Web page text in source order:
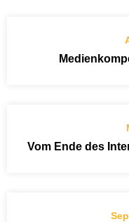
Vom Ende des